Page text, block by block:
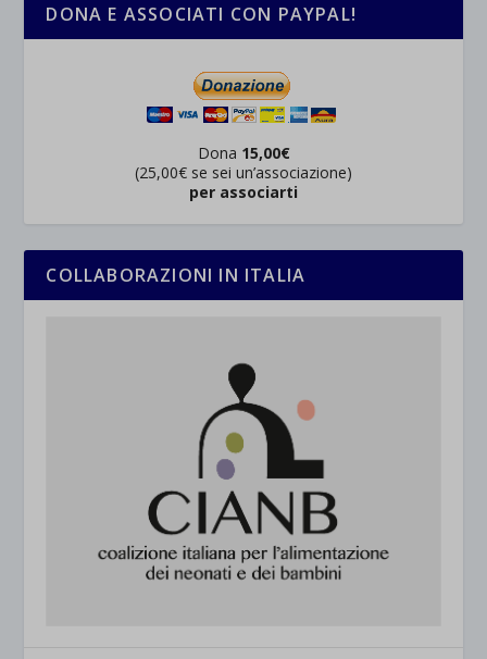
DONA E ASSOCIATI CON PAYPAL!
Dona 15,00€
(25,00€ se sei un’associazione)
per associarti
COLLABORAZIONI IN ITALIA